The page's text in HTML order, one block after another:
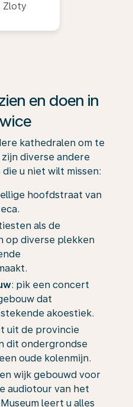
Zloty
en doen in
kathedralen om te
diverse andere
u niet wilt missen:
hoofdstraat van
als de
op diverse plekken
: pik een concert
dat
akoestiek.
uit de provincie
dit ondergrondse
oude kolenmijn.
wijk gebouwd voor
audiotour van het
leert u alles